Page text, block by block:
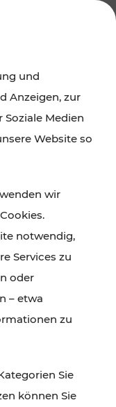
und
Anzeigen, zur
Medien
Website so
wir
notwendig,
Services zu
oder
– etwa
zu
Sie
können Sie